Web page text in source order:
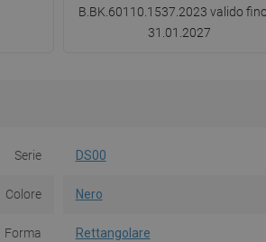
B.BK.60110.1537.2023 valido
31.01.2027
Serie DS00
Colore Nero
Forma Rettangolare